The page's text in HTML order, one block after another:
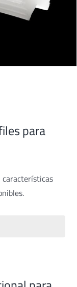
para
características